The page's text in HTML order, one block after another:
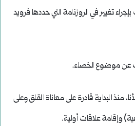
تغيير في الروزنامة التي حددها فرويد
عن موضوع الخصاء.
منذ البداية قادرة على معاناة القلق وعلى
وإقامة علاقات أولية.